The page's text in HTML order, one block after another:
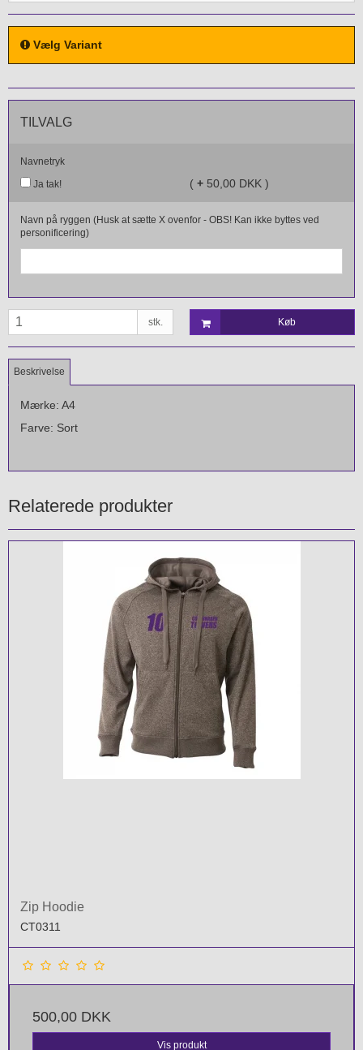
Vælg Variant
TILVALG
Navnetryk
Ja tak!
( + 50,00 DKK )
Navn på ryggen (Husk at sætte X ovenfor - OBS! Kan ikke byttes ved
personificering)
stk. Køb
Beskrivelse
Mærke: A4
Farve: Sort
Relaterede produkter
Zip Hoodie
CT0311
500,00 DKK
Vis produkt